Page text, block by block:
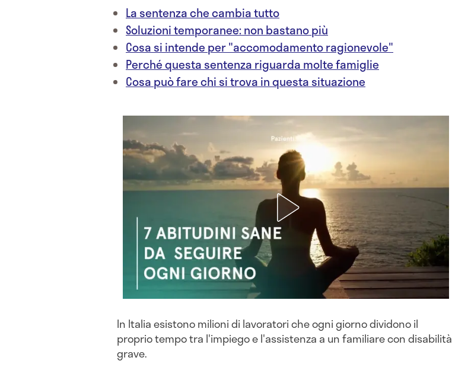
La sentenza che cambia tutto
Soluzioni temporanee: non bastano più
Cosa si intende per "accomodamento ragionevole"
Perché questa sentenza riguarda molte famiglie
Cosa può fare chi si trova in questa situazione
In Italia esistono milioni di lavoratori che ogni giorno dividono il
proprio tempo tra l'impiego e l'assistenza a un familiare con disabilità
grave.